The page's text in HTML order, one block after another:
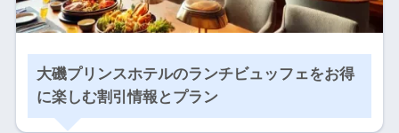
大磯プリンスホテルのランチビュッフェをお得
に楽しむ割引情報とプラン